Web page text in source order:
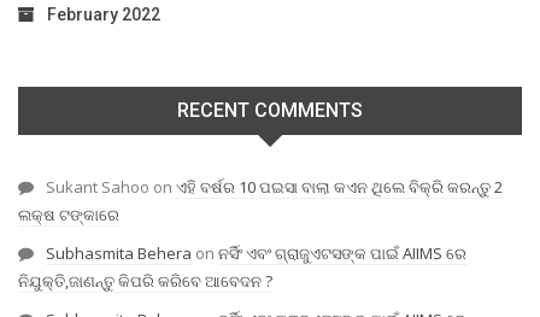
February 2022
RECENT COMMENTS
Sukant Sahoo on ଏହି ବର୍ଷର 10 ପଇସା ବାଲା କଏନ ଥିଲେ ବିକ୍ରି କରନ୍ତୁ 2
ଲକ୍ଷ ଟଙ୍କାରେ
Subhasmita Behera on ନର୍ସିଂ ଏବଂ ଗ୍ରାଜୁଏଟସଙ୍କ ପାଇଁ AIIMS ରେ
ନିଯୁକ୍ତି,ଜାଣନ୍ତୁ କିପରି କରିବେ ଆବେଦନ ?